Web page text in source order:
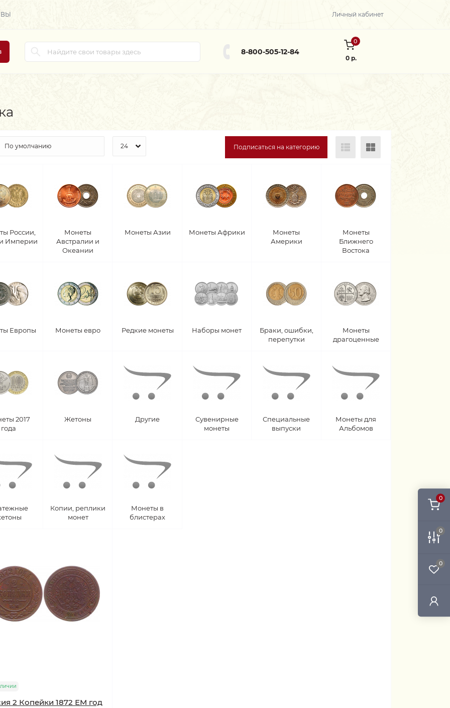
0
0
0
Личный кабинет
8-800-505-12-84
0
0 р.
Подписаться на категорию
России,
Империи
Монеты
Австралии и
Океании
Монеты Азии Монеты Африки
Монеты
Америки
Монеты
Ближнего
Востока
Европы Монеты евро Редкие монеты Наборы монет
Браки, ошибки,
перепутки
Монеты
драгоценные
2017
года
Жетоны Другие
Сувенирные
монеты
Специальные
выпуски
Монеты для
Альбомов
Копии, реплики
монет
Монеты в
блистерах
2 Копейки 1872 ЕМ год